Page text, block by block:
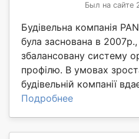
Был на сайте
Будівельна компанія
була заснована в
збалансовану систему
профілю. В умовах
будівельній компанії
Подробнее